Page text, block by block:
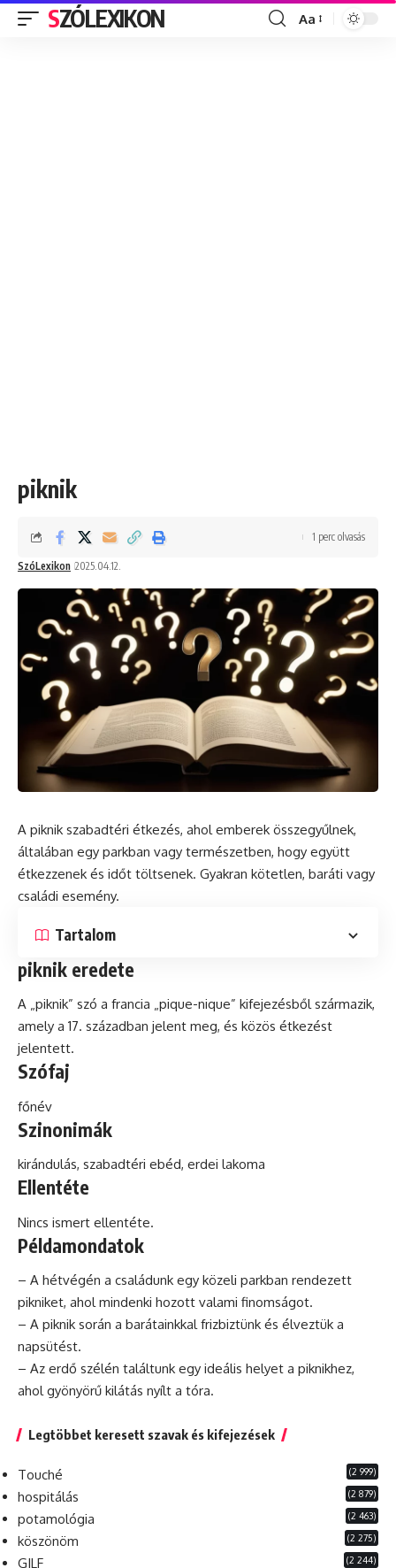
SZÓLEXIKON
Font
Aa
piknik
SzóLexikon 2025.04.12.
1 perc olvasás
A piknik szabadtéri étkezés, ahol emberek összegyűlnek,
általában egy parkban vagy természetben, hogy együtt
étkezzenek és időt töltsenek. Gyakran kötetlen, baráti vagy
családi esemény.
Tartalom
piknik eredete
A „piknik” szó a francia „pique-nique” kifejezésből származik,
amely a 17. században jelent meg, és közös étkezést
jelentett.
Szófaj
főnév
Szinonimák
kirándulás, szabadtéri ebéd, erdei lakoma
Ellentéte
Nincs ismert ellentéte.
Példamondatok
– A hétvégén a családunk egy közeli parkban rendezett
pikniket, ahol mindenki hozott valami finomságot.
– A piknik során a barátainkkal frizbiztünk és élveztük a
napsütést.
– Az erdő szélén találtunk egy ideális helyet a piknikhez,
ahol gyönyörű kilátás nyílt a tóra.
Legtöbbet keresett szavak és kifejezések
Touché (2 999)
hospitálás (2 879)
potamológia (2 463)
köszönöm (2 275)
GILF (2 244)